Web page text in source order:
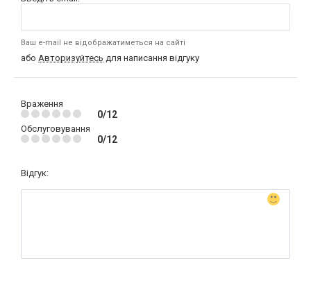
Ваш e-mail не відображатиметься на сайті
або Авторизуйтесь для написання відгуку
Враження
0/12
Обслуговування
0/12
Відгук: